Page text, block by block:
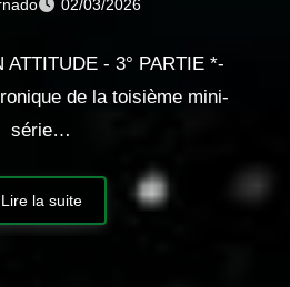
02/03/2026
ATTITUDE - 3° PARTIE *-
de la toisième mini-
série…
Lire la suite